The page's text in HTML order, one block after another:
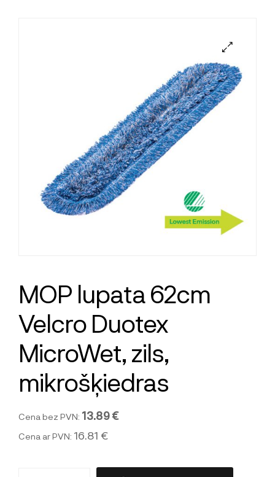
MOP lupata 62cm
Velcro Duotex
MicroWet, zils,
mikrošķiedras
Cena bez PVN: 13.89 €
Cena ar PVN: 16.81 €